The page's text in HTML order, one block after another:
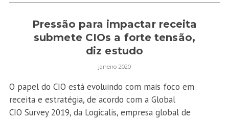
Pressão para impactar receita
submete CIOs a forte tensão,
diz estudo
janeiro 2020
O papel do CIO está evoluindo com mais foco em
receita e estratégia, de acordo com a Global
CIO Survey 2019, da Logicalis, empresa global de